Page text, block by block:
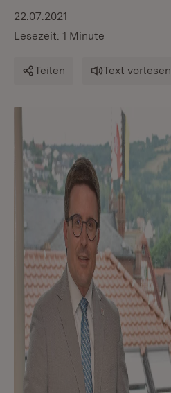
22.07.2021
Lesezeit: 1 Minute
Teilen Text vorlesen